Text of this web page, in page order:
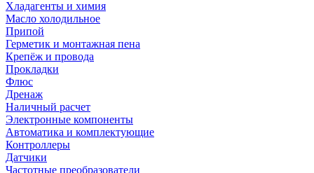
Хладагенты и химия
Масло холодильное
Припой
Герметик и монтажная пена
Крепёж и провода
Прокладки
Флюс
Дренаж
Наличный расчет
Электронные компоненты
Автоматика и комплектующие
Контроллеры
Датчики
Частотные преобразователи